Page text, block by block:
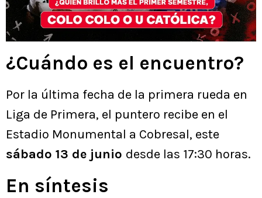
¿Cuándo es el encuentro?
Por la última fecha de la primera rueda en
Liga de Primera, el puntero recibe en el
Estadio Monumental a Cobresal, este
sábado 13 de junio desde las 17:30 horas.
En síntesis